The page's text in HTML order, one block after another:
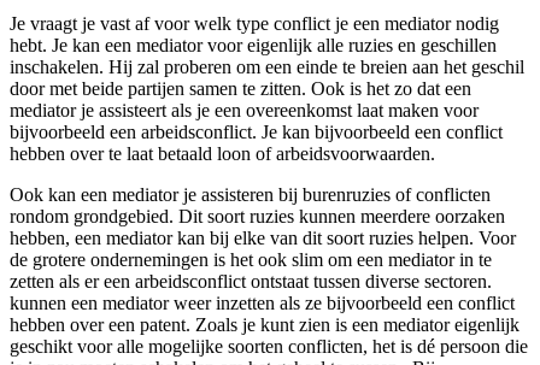
Je vraagt je vast af voor welk type conflict je een mediator nodig
hebt. Je kan een mediator voor eigenlijk alle ruzies en geschillen
inschakelen. Hij zal proberen om een einde te breien aan het geschil
door met beide partijen samen te zitten. Ook is het zo dat een
mediator je assisteert als je een overeenkomst laat maken voor
bijvoorbeeld een arbeidsconflict. Je kan bijvoorbeeld een conflict
hebben over te laat betaald loon of arbeidsvoorwaarden.
Ook kan een mediator je assisteren bij burenruzies of conflicten
rondom grondgebied. Dit soort ruzies kunnen meerdere oorzaken
hebben, een mediator kan bij elke van dit soort ruzies helpen. Voor
de grotere ondernemingen is het ook slim om een mediator in te
zetten als er een arbeidsconflict ontstaat tussen diverse sectoren.
kunnen een mediator weer inzetten als ze bijvoorbeeld een conflict
hebben over een patent. Zoals je kunt zien is een mediator eigenlijk
geschikt voor alle mogelijke soorten conflicten, het is dé persoon die